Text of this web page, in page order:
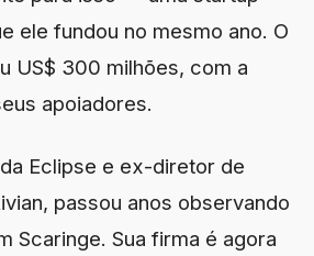
ele fundou no mesmo ano. O
US$ 300 milhões, com a
apoiadores.
Eclipse e ex-diretor de
passou anos observando
Scaringe. Sua firma é agora